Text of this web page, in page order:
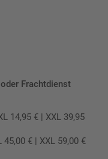
Frachtdienst
14,95 € | XXL 39,95
45,00 € | XXL 59,00 €